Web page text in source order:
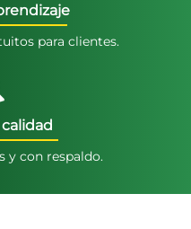
para clientes.
y con respaldo.